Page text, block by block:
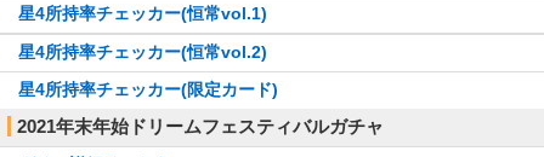
星4所持率チェッカー(恒常vol.1)
星4所持率チェッカー(恒常vol.2)
星4所持率チェッカー(限定カード)
2021年末年始ドリームフェスティバルガチャ